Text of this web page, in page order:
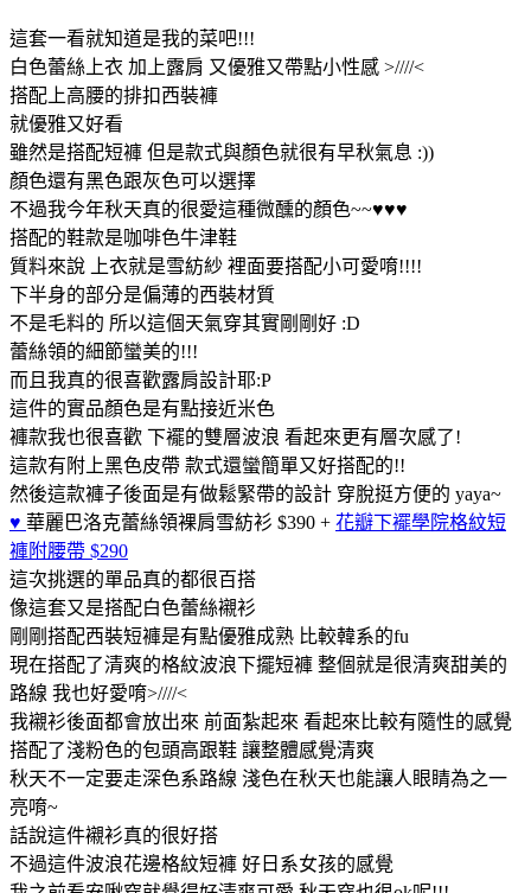
這套一看就知道是我的菜吧!!!
白色蕾絲上衣 加上露肩 又優雅又帶點小性感 >////<
搭配上高腰的排扣西裝褲
就優雅又好看
雖然是搭配短褲 但是款式與顏色就很有早秋氣息 :))
顏色還有黑色跟灰色可以選擇
不過我今年秋天真的很愛這種微醺的顏色~~♥♥♥
搭配的鞋款是咖啡色牛津鞋
質料來說 上衣就是雪紡紗 裡面要搭配小可愛唷!!!!
下半身的部分是偏薄的西裝材質
不是毛料的 所以這個天氣穿其實剛剛好 :D
蕾絲領的細節蠻美的!!!
而且我真的很喜歡露肩設計耶:P
這件的實品顏色是有點接近米色
褲款我也很喜歡 下襬的雙層波浪 看起來更有層次感了!
這款有附上黑色皮帶 款式還蠻簡單又好搭配的!!
然後這款褲子後面是有做鬆緊帶的設計 穿脫挺方便的 yaya~
♥ 華麗巴洛克蕾絲領裸肩雪紡衫 $390 + 花瓣下襬學院格紋短
褲附腰帶 $290
這次挑選的單品真的都很百搭
像這套又是搭配白色蕾絲襯衫
剛剛搭配西裝短褲是有點優雅成熟 比較韓系的fu
現在搭配了清爽的格紋波浪下擺短褲 整個就是很清爽甜美的
路線 我也好愛唷>////<
我襯衫後面都會放出來 前面紮起來 看起來比較有隨性的感覺
搭配了淺粉色的包頭高跟鞋 讓整體感覺清爽
秋天不一定要走深色系路線 淺色在秋天也能讓人眼睛為之一
亮唷~
話說這件襯衫真的很好搭
不過這件波浪花邊格紋短褲 好日系女孩的感覺